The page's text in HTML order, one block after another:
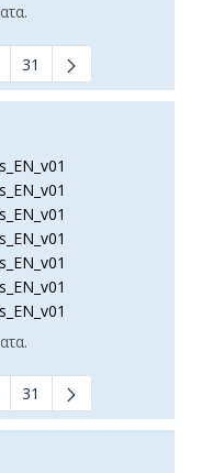
σελίδες Use
31
σελίδες Use
31